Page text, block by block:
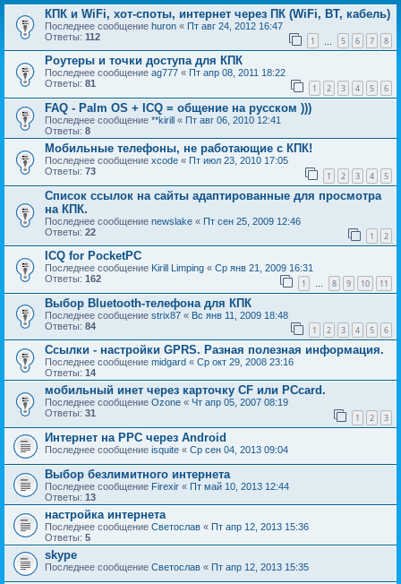
КПК и WiFi, хот-споты, интернет через ПК (WiFi, BT, кабель)
Последнее сообщение huron « Пт авг 24, 2012 16:47
Ответы: 112 1 5 6 7 8
Роутеры и точки доступа для КПК
Последнее сообщение ag777 « Пт апр 08, 2011 18:22
Ответы: 81 1 2 3 4 5 6
FAQ - Palm OS + ICQ = общение на русском )))
Последнее сообщение **kirill « Пт авг 06, 2010 12:41
Ответы: 8
Мобильные телефоны, не работающие с КПК!
Последнее сообщение xcode « Пт июл 23, 2010 17:05
Ответы: 73 1 2 3 4 5
Список ссылок на сайты адаптированные для просмотра
на КПК.
Последнее сообщение newslake « Пт сен 25, 2009 12:46
Ответы: 22 1 2
ICQ for PocketPC
Последнее сообщение Kirill Limping « Ср янв 21, 2009 16:31
Ответы: 162 1 … 8 9 10 11
Выбор Bluetooth-телефона для КПК
Последнее сообщение strix87 « Вс янв 11, 2009 18:48
Ответы: 84 1 2 3 4 5 6
Ссылки - настройки GPRS. Разная полезная информация.
Последнее сообщение midgard « Ср окт 29, 2008 23:16
Ответы: 14
мобильный инет через карточку CF или PCcard.
Последнее сообщение Ozone « Чт апр 05, 2007 08:19
Ответы: 31 1 2 3
Интернет на РРС через Android
Последнее сообщение isquite « Ср сен 04, 2013 09:04
Выбор безлимитного интернета
Последнее сообщение Firexir « Пт май 10, 2013 12:44
Ответы: 13
настройка интернета
Последнее сообщение Светослав « Пт апр 12, 2013 15:36
Ответы: 5
skype
Последнее сообщение Светослав « Пт апр 12, 2013 15:35